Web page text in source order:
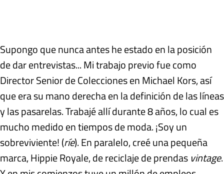
Supongo que nunca antes he estado en la posición
de dar entrevistas... Mi trabajo previo fue como
Director Senior de Colecciones en Michael Kors, así
que era su mano derecha en la definición de las líneas
y las pasarelas. Trabajé allí durante 8 años, lo cual es
mucho medido en tiempos de moda. ¡Soy un
sobreviviente! (ríe). En paralelo, creé una pequeña
marca, Hippie Royale, de reciclaje de prendas vintage.